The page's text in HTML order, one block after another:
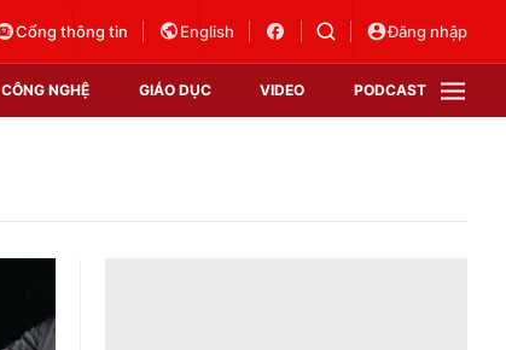
Cổng thông tin English Đăng nhập
CÔNG NGHỆ GIÁO DỤC VIDEO PODCAST
VTV Sức khoẻ